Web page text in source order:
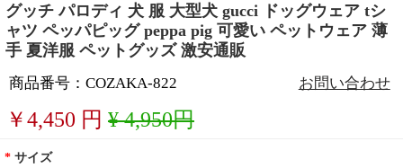
グッチ パロディ 犬 服 大型犬 gucci ドッグウェア tシ
ャツ ペッパピッグ peppa pig 可愛い ペットウェア 薄
手 夏洋服 ペットグッズ 激安通販
商品番号：COZAKA-822 お問い合わせ
￥4,450 円 ¥ 4,950円
* サイズ